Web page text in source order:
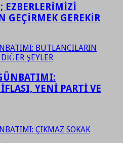
EZBERLERİMİZİ
GEÇİRMEK GEREKİR
YENİ PARTİ VE